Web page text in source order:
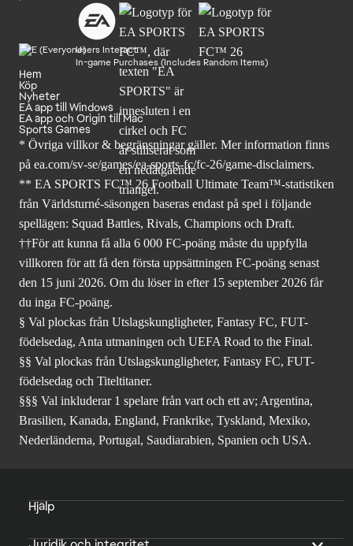
Users Interact
In-game Purchases (Includes Random Items)
Hem
Köp
Nyheter
EA app till Windows
EA app och Origin till Mac
Sports Games
* Övriga villkor & begränsningar gäller. Merinformation finns
på ea.com/sv-se/games/ea-sports-fc/fc-26/game-disclaimers.
** EA SPORTS FC™ 26 Football Ultimate Team™-statistiken
från Världsturné-säsongen baseras endast på spel i följande
spellägen: Squad Battles, Rivals, Champions och Draft.
††För att kunna få alla 6 000 FC-poäng måste du uppfylla
villkoren för att få den första uppsättningen FC-poäng senast
den 15 juni 2026. Om du löser in efter 15 september 2026 får
du inga FC-poäng.
§ Val plockas från Utslagskungligheter, Fantasy FC, FUT-
födelsedag, Anta utmaningen och UEFA Road to the Final.
§§ Val plockas från Utslagskungligheter, Fantasy FC, FUT-
födelsedag och Titeltitaner.
§§§ Val inkluderar 1 spelare från vart och ett av; Argentina,
Brasilien, Kanada, England, Frankrike, Tyskland, Mexiko,
Nederländerna, Portugal, Saudiarabien, Spanien och USA.
Hjälp